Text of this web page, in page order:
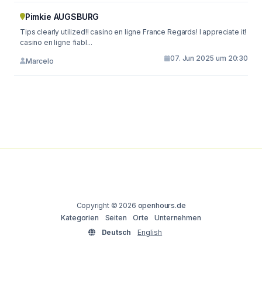
Pimkie AUGSBURG
Tips clearly utilized!! casino en ligne France Regards! I appreciate it!
casino en ligne fiabl...
Marcelo 07. Jun 2025 um 20:30
Copyright © 2026 openhours.de
Kategorien
Seiten Orte
Unternehmen
Deutsch
English